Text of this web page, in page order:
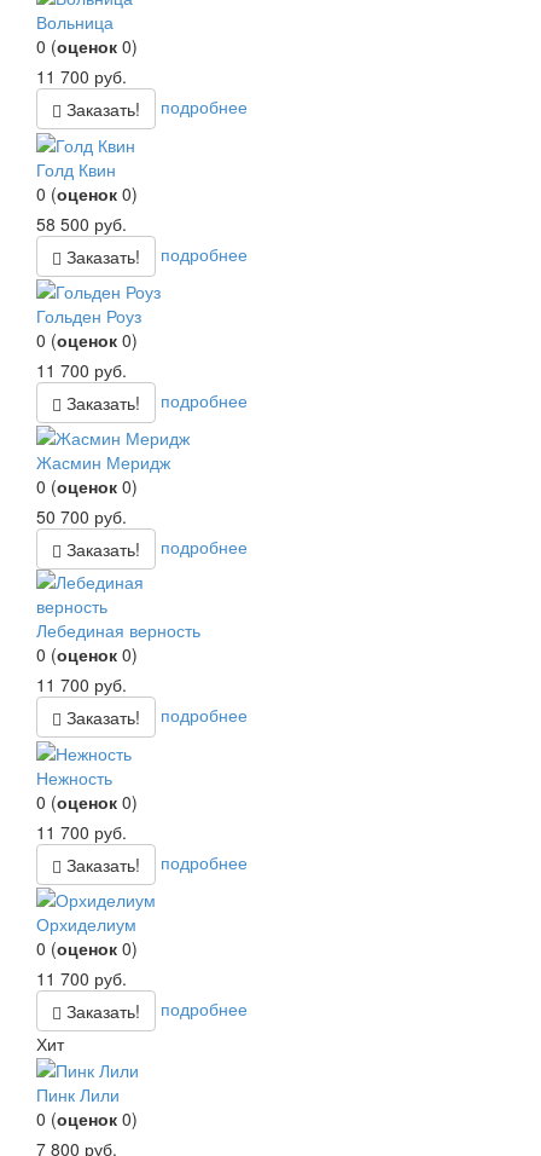
Вольница
0 (оценок 0)
11 700 руб.
Заказать!
подробнее
Голд Квин
0 (оценок 0)
58 500 руб.
Заказать!
подробнее
Гольден Роуз
0 (оценок 0)
11 700 руб.
Заказать!
подробнее
Жасмин Меридж
0 (оценок 0)
50 700 руб.
Заказать!
подробнее
Лебединая верность
0 (оценок 0)
11 700 руб.
Заказать!
подробнее
Нежность
0 (оценок 0)
11 700 руб.
Заказать!
подробнее
Орхиделиум
0 (оценок 0)
11 700 руб.
Заказать!
подробнее
Хит
Пинк Лили
0 (оценок 0)
7 800 руб.